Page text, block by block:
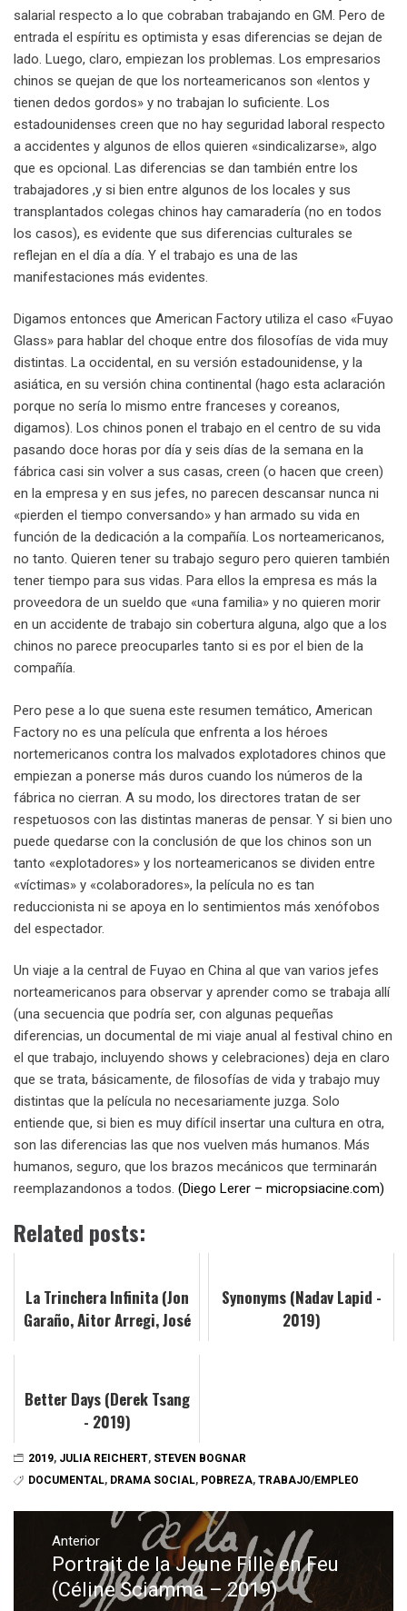
salarial respecto a lo que cobraban trabajando en GM. Pero de
entrada el espíritu es optimista y esas diferencias se dejan de
lado. Luego, claro, empiezan los problemas. Los empresarios
chinos se quejan de que los norteamericanos son «lentos y
tienen dedos gordos» y no trabajan lo suficiente. Los
estadounidenses creen que no hay seguridad laboral respecto
a accidentes y algunos de ellos quieren «sindicalizarse», algo
que es opcional. Las diferencias se dan también entre los
trabajadores ,y si bien entre algunos de los locales y sus
transplantados colegas chinos hay camaradería (no en todos
los casos), es evidente que sus diferencias culturales se
reflejan en el día a día. Y el trabajo es una de las
manifestaciones más evidentes.
Digamos entonces que American Factory utiliza el caso «Fuyao
Glass» para hablar del choque entre dos filosofías de vida muy
distintas. La occidental, en su versión estadounidense, y la
asiática, en su versión china continental (hago esta aclaración
porque no sería lo mismo entre franceses y coreanos,
digamos). Los chinos ponen el trabajo en el centro de su vida
pasando doce horas por día y seis días de la semana en la
fábrica casi sin volver a sus casas, creen (o hacen que creen)
en la empresa y en sus jefes, no parecen descansar nunca ni
«pierden el tiempo conversando» y han armado su vida en
función de la dedicación a la compañía. Los norteamericanos,
no tanto. Quieren tener su trabajo seguro pero quieren también
tener tiempo para sus vidas. Para ellos la empresa es más la
proveedora de un sueldo que «una familia» y no quieren morir
en un accidente de trabajo sin cobertura alguna, algo que a los
chinos no parece preocuparles tanto si es por el bien de la
compañía.
Pero pese a lo que suena este resumen temático, American
Factory no es una película que enfrenta a los héroes
nortemericanos contra los malvados explotadores chinos que
empiezan a ponerse más duros cuando los números de la
fábrica no cierran. A su modo, los directores tratan de ser
respetuosos con las distintas maneras de pensar. Y si bien uno
puede quedarse con la conclusión de que los chinos son un
tanto «explotadores» y los norteamericanos se dividen entre
«víctimas» y «colaboradores», la película no es tan
reduccionista ni se apoya en lo sentimientos más xenófobos
del espectador.
Un viaje a la central de Fuyao en China al que van varios jefes
norteamericanos para observar y aprender como se trabaja allí
(una secuencia que podría ser, con algunas pequeñas
diferencias, un documental de mi viaje anual al festival chino en
el que trabajo, incluyendo shows y celebraciones) deja en claro
que se trata, básicamente, de filosofías de vida y trabajo muy
distintas que la película no necesariamente juzga. Solo
entiende que, si bien es muy difícil insertar una cultura en otra,
son las diferencias las que nos vuelven más humanos. Más
humanos, seguro, que los brazos mecánicos que terminarán
reemplazandonos a todos. (Diego Lerer – micropsiacine.com)
Related posts:
La Trinchera Infinita (Jon
Garaño, Aitor Arregi, José
Synonyms (Nadav Lapid -
2019)
Better Days (Derek Tsang
- 2019)
2019, JULIA REICHERT, STEVEN BOGNAR
DOCUMENTAL, DRAMA SOCIAL, POBREZA, TRABAJO/EMPLEO
Navegación
entradas
Anterior
Entrada
anterior:
Portrait de la Jeune Fille en Feu
(Céline Sciamma – 2019)